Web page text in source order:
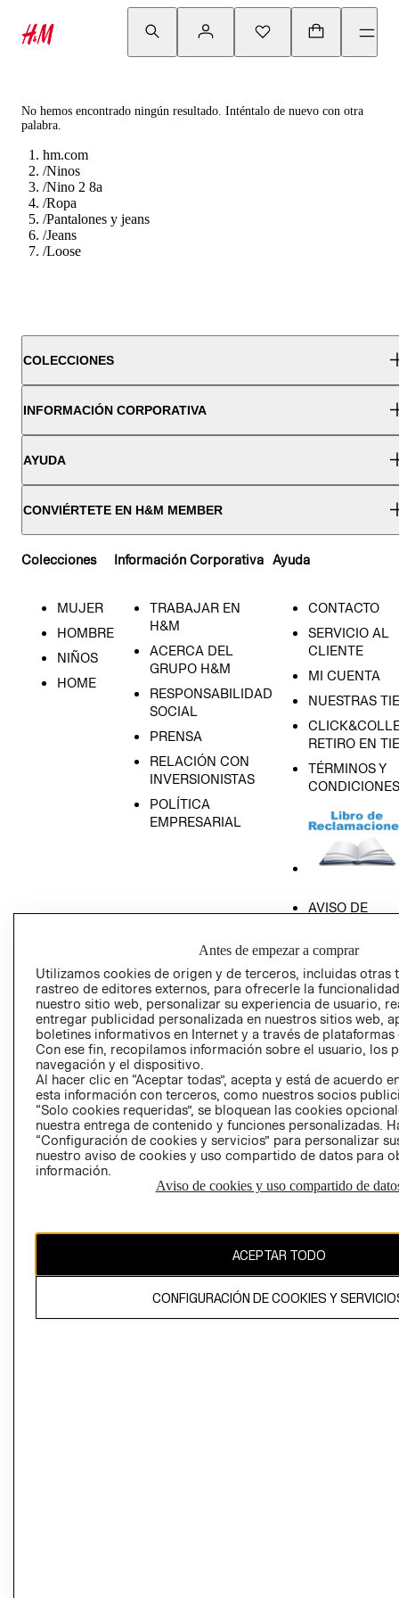
No hemos encontrado ningún resultado. Inténtalo de nuevo con otra
palabra.
hm.com
/Ninos
/Nino 2 8a
/Ropa
/Pantalones y jeans
/Jeans
/Loose
COLECCIONES
INFORMACIÓN CORPORATIVA
AYUDA
CONVIÉRTETE EN H&M MEMBER
Colecciones
MUJER
HOMBRE
NIÑOS
HOME
Información Corporativa
TRABAJAR EN
H&M
ACERCA DEL
GRUPO H&M
RESPONSABILIDAD
SOCIAL
PRENSA
RELACIÓN CON
INVERSIONISTAS
POLÍTICA
EMPRESARIAL
Ayuda
CONTACTO
SERVICIO AL
CLIENTE
MI CUENTA
NUESTRAS
RETIRO EN
TÉRMINOS Y
CONDICIONES
AVISO DE
GIFT CARD
AVISO DE
Perú (S/)
CAMBIAR REGIÓN
Antes de empezar a comprar
Utilizamos cookies de origen y de terceros, incluidas otras
rastreo de editores externos, para ofrecerle la
nuestro sitio web, personalizar su experiencia de usuario,
entregar publicidad personalizada en nuestros sitios web,
boletines informativos en Internet y a través de plataformas
Con ese fin, recopilamos información sobre el usuario, los
navegación y el dispositivo.
Al hacer clic en “Aceptar todas”, acepta y está de acuerdo
esta información con terceros, como nuestros socios
“Solo cookies requeridas”, se bloquean las cookies
nuestra entrega de contenido y funciones personalizadas.
“Configuración de cookies y servicios” para personalizar
nuestro aviso de cookies y uso compartido de datos para
información.
Aviso de cookies y uso compartido de
ACEPTAR TODO
CONFIGURACIÓN DE COOKIES Y